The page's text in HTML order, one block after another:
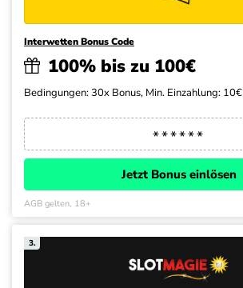
Interwetten Bonus Code
100% bis zu 100€
Bedingungen: 30x Bonus, Min. Einzahlung: 10€
Jetzt Bonus einlösen
AGB gelten, 18+
3.